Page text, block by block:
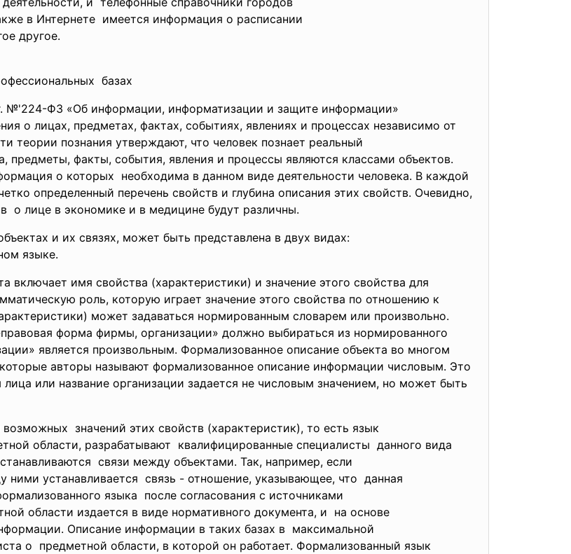
в Интернете имеется информация о расписании
другое.
базах
№'224-ФЗ «Об информации, информатизации и защите информации»
о лицах, предметах, фактах, событиях, явлениях и процессах независимо от
теории познания утверждают, что человек познает реальный
факты, события, явления и процессы являются классами объектов.
о которых необходима в данном виде деятельности человека. В каждой
определенный перечень свойств и глубина описания этих свойств. Очевидно,
о лице в экономике и в медицине будут различны.
и их связях, может быть представлена в двух видах:
языке.
включает имя свойства (характеристики) и значение этого свойства для
роль, которую играет значение этого свойства по отношению к
может задаваться нормированным словарем или произвольно.
форма фирмы, организации» должно выбираться из нормированного
является произвольным. Формализованное описание объекта во многом
авторы называют формализованное описание информации числовым. Это
или название организации задается не числовым значением, но может быть
значений этих свойств (характеристик), то есть язык
области, разрабатывают квалифицированные специалисты данного вида
связи между объектами. Так, например, если
устанавливается связь - отношение, указывающее, что данная
языка после согласования с источниками
области издается в виде нормативного документа, и на основе
Описание информации в таких базах в максимальной
о предметной области, в которой он работает. Формализованный язык